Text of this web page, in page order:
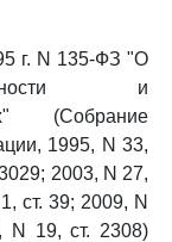
г. N 135-ФЗ "О
и
(Собрание
1995, N 33,
2003, N 27,
ст. 39; 2009, N
N 19, ст. 2308)